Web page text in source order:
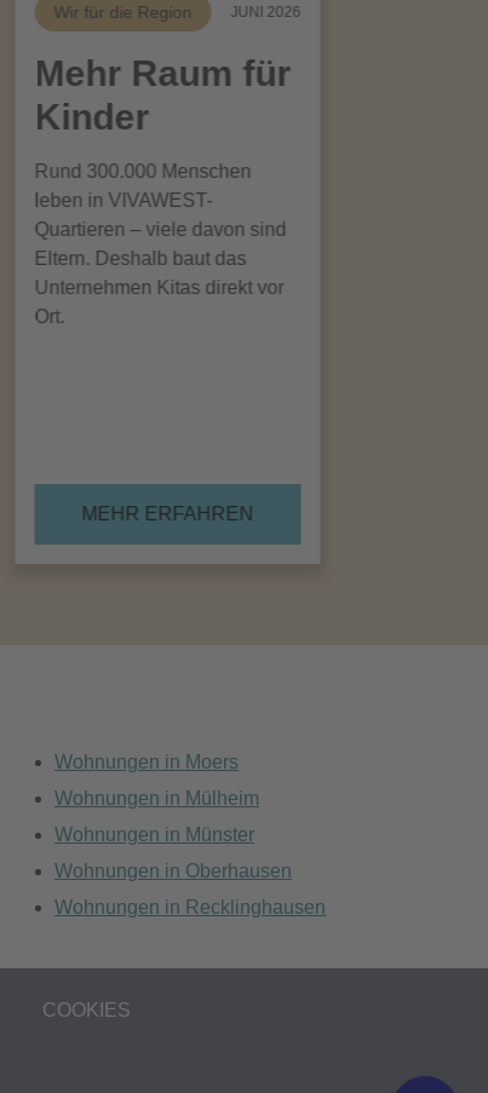
Wir für die Region JUNI 2026
Mehr Raum für
Kinder
Rund 300.000 Menschen
leben in VIVAWEST-
Quartieren – viele davon sind
Eltern. Deshalb baut das
Unternehmen Kitas direkt vor
Ort.
MEHR ERFAHREN
Wohnungen in Moers
Wohnungen in Mülheim
Wohnungen in Münster
Wohnungen in Oberhausen
Wohnungen in Recklinghausen
COOKIES